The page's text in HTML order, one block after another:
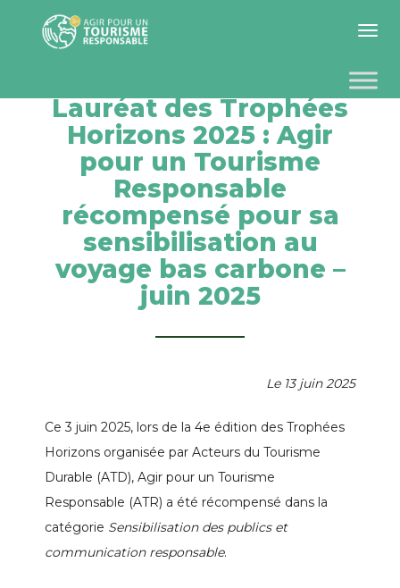
Toggle
Lauréat des Trophées
Horizons 2025 : Agir
pour un Tourisme
Responsable
récompensé pour sa
sensibilisation au
voyage bas carbone –
juin 2025
Le 13 juin 2025
Ce 3 juin 2025, lors de la 4e édition des Trophées
Horizons organisée par Acteurs du Tourisme
Durable (ATD), Agir pour un Tourisme
Responsable (ATR) a été récompensé dans la
catégorie Sensibilisation des publics et
communication responsable.